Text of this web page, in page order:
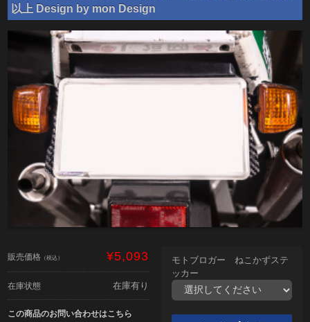
以上 Design by mon Design
販売価格 （税込） ¥5,093
在庫状態 在庫有り
この商品のお問い合わせはこちら
モトブロガー ねこかずステ
ッカー